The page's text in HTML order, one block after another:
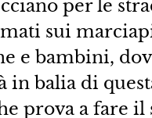
per le
sui
e bambini,
in balia di
prova a fare il